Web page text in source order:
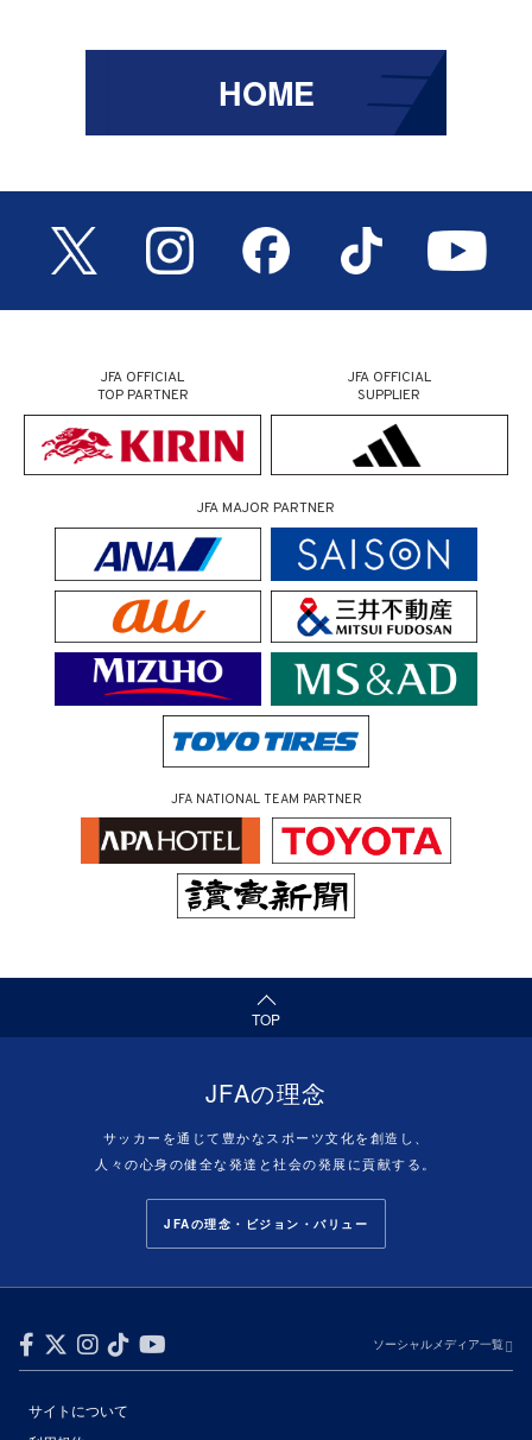
HOME
JFA OFFICIAL
TOP PARTNER
JFA OFFICIAL
SUPPLIER
JFA MAJOR PARTNER
JFA NATIONAL TEAM PARTNER
TOP
JFAの理念
サッカーを通じて豊かなスポーツ文化を創造し、
人々の心身の健全な発達と社会の発展に貢献する。
JFAの理念・ビジョン・バリュー
ソーシャルメディア一覧
サイトについて